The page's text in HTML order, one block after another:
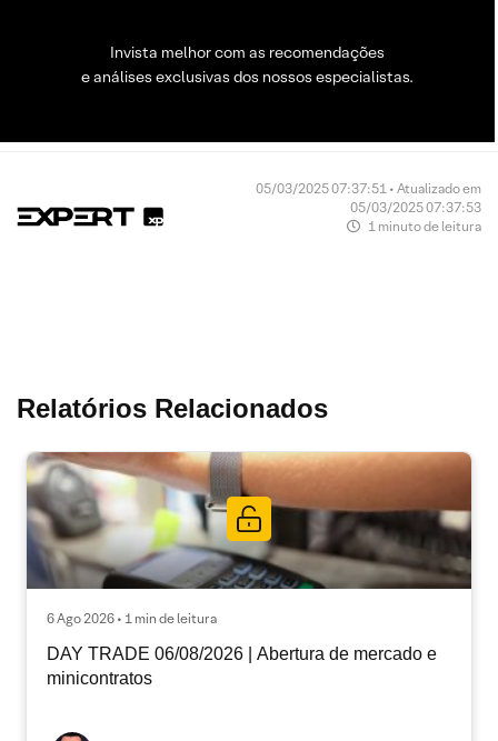
Invista melhor com as recomendações
e análises exclusivas dos nossos especialistas.
05/03/2025 07:37:51 • Atualizado em
05/03/2025 07:37:53
1 minuto de leitura
Relatórios Relacionados
6 Ago 2026 • 1 min de leitura
DAY TRADE 06/08/2026 | Abertura de mercado e
minicontratos